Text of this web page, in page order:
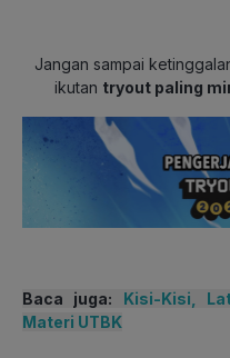
Jangan sampai
ikutan tryout paling
Baca juga: Kisi-Kisi,
Materi UTBK